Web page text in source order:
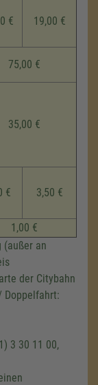
€ 19,00 €
75,00 €
35,00 €
€ 3,50 €
1,00 €
(außer an
der Citybahn
Doppelfahrt:
3 30 11 00,